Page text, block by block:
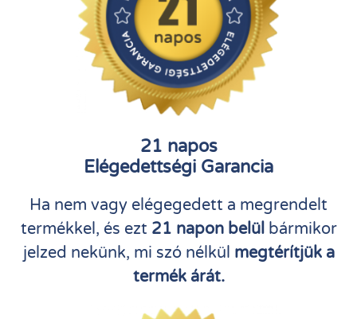
21 napos
Elégedettségi Garancia
Ha nem vagy elégegedett a megrendelt
termékkel, és ezt 21 napon belülbármikor
jelzed nekünk, mi szó nélkül megtérítjük a
termék árát.